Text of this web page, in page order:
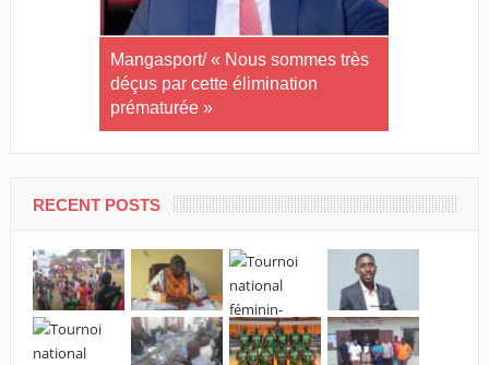
Mangasport/ « Nous sommes très
déçus par cette élimination
prématurée »
RECENT POSTS